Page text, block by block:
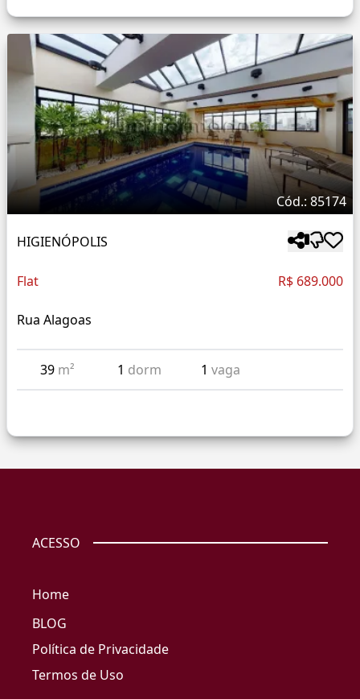
Cód.: 85174
HIGIENÓPOLIS
Flat R$ 689.000
Rua Alagoas
39 m² 1 dorm 1vaga
ACESSO
Home
BLOG
Política de Privacidade
Termos de Uso